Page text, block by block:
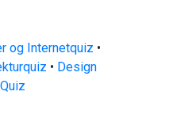
og Internetquiz •
• Design